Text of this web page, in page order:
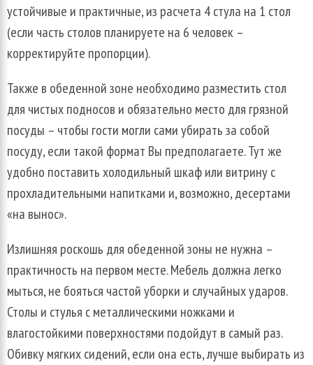
устойчивые и практичные, из расчета 4 стула на 1 стол
(если часть столов планируете на 6 человек –
корректируйте пропорции).
Также в обеденной зоне необходимо разместить стол
для чистых подносов и обязательно место для грязной
посуды – чтобы гости могли сами убирать за собой
посуду, если такой формат Вы предполагаете. Тут же
удобно поставить холодильный шкаф или витрину с
прохладительными напитками и, возможно, десертами
«на вынос».
Излишняя роскошь для обеденной зоны не нужна –
практичность на первом месте. Мебель должна легко
мыться, не бояться частой уборки и случайных ударов.
Столы и стулья с металлическими ножками и
влагостойкими поверхностями подойдут в самый раз.
Обивку мягких сидений, если она есть, лучше выбирать из